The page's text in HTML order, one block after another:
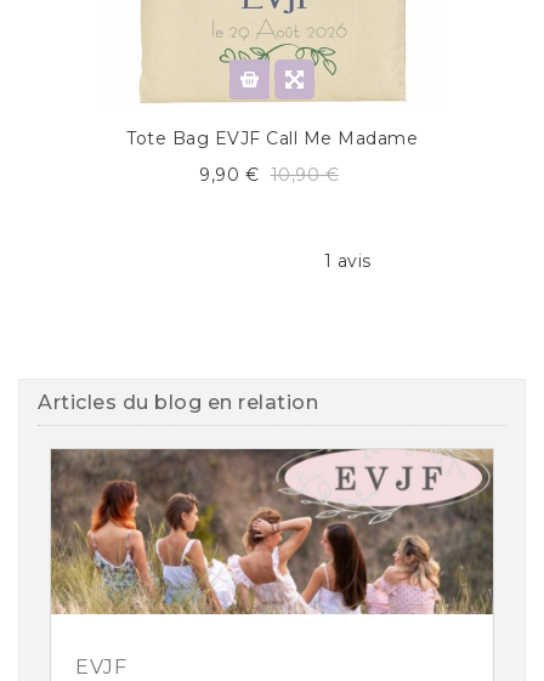
Tote Bag EVJF Call Me Madame
9,90 € 10,90 €
1 avis
Articles du blog en relation
EVJF